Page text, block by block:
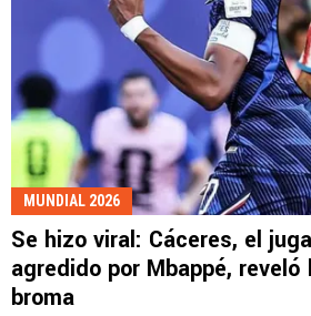
MUNDIAL 2026
Se hizo viral: Cáceres, el
agredido por Mbappé, reveló
broma